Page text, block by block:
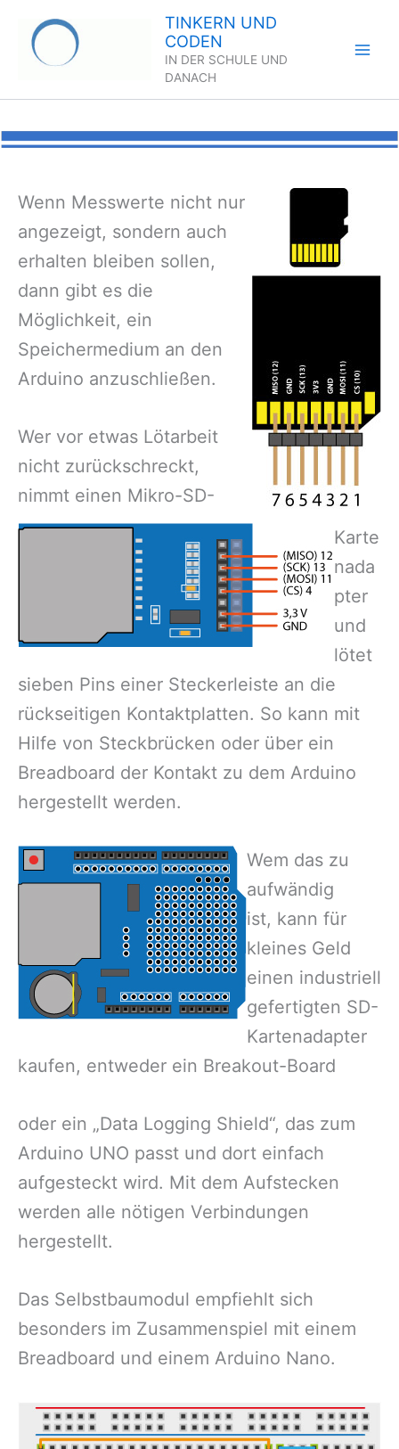
Inhalt
springen
TINKERN UND
CODEN
IN DER SCHULE UND
DANACH
Wenn Messwerte nicht nur
angezeigt, sondern auch
erhalten bleiben sollen,
dann gibt es die
Möglichkeit, ein
Speichermedium an den
Arduino anzuschließen.
Wer vor etwas Lötarbeit
nicht zurückschreckt,
nimmt einen Mikro-SD-
Karte
nada
pter
und
lötet
sieben Pins einer Steckerleiste an die
rückseitigen Kontaktplatten. So kann mit
Hilfe von Steckbrücken oder über ein
Breadboard der Kontakt zu dem Arduino
hergestellt werden.
Wem das zu
aufwändig
ist, kann für
kleines Geld
einen industriell
gefertigten SD-
Kartenadapter
kaufen, entweder ein Breakout-Board
oder ein „Data Logging Shield“, das zum
Arduino UNO passt und dort einfach
aufgesteckt wird. Mit dem Aufstecken
werden alle nötigen Verbindungen
hergestellt.
Das Selbstbaumodul empfiehlt sich
besonders im Zusammenspiel mit einem
Breadboard und einem Arduino Nano.